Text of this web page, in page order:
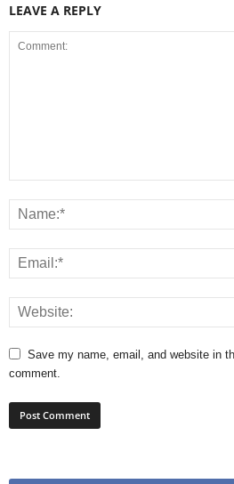
LEAVE A REPLY
Save my name, email, and website in
comment.